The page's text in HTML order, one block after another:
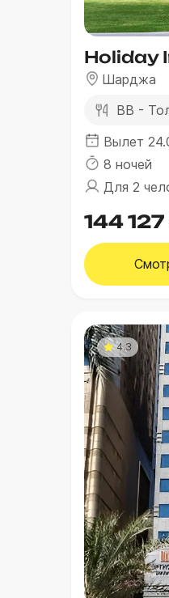
Шарджа
BB -
Вылет
8 ночей
Для 2
144 127
4.3